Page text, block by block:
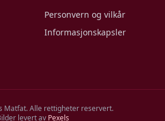
Personvern og vilkår
Informasjonskapsler
Matfat. Alle rettigheter reservert.
levert av Pexels